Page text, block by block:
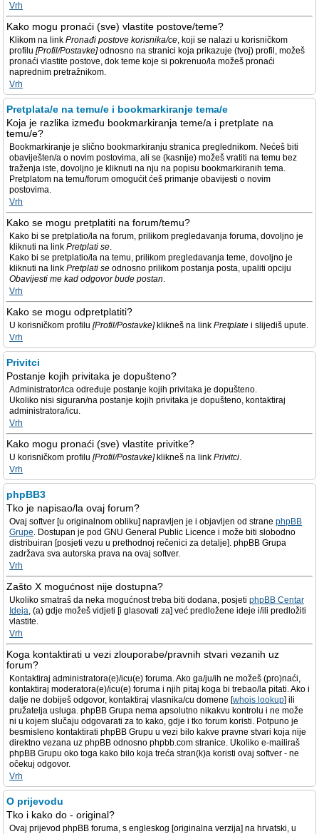
Vrh
Kako mogu pronaći (sve) vlastite postove/teme?
Klikom na link Pronađi postove korisnika/ce, koji se nalazi u korisničkom
profilu [Profil/Postavke]odnosno na stranici koja prikazuje (tvoj) profil, možeš
pronaći vlastite postove, dok teme koje si pokrenuo/la možeš pronaći
naprednim pretražnikom.
Vrh
Pretplata/e na temu/e i bookmarkiranje tema/e
Koja je razlika između bookmarkiranja teme/a i pretplate na
temu/e?
Bookmarkiranje je slično bookmarkiranju stranica preglednikom. Nećeš biti
obaviješten/a o novim postovima, ali se (kasnije) možeš vratiti na temu bez
traženja iste, dovoljno je kliknuti na nju na popisu bookmarkiranih tema.
Pretplatom na temu/forum omogućit ćeš primanje obavijesti o novim
postovima.
Vrh
Kako se mogu pretplatiti na forum/temu?
Kako bi se pretplatio/la na forum, prilikom pregledavanja foruma, dovoljno je
kliknuti na link Pretplati se.
Kako bi se pretplatio/la na temu, prilikom pregledavanja teme, dovoljno je
kliknuti na link Pretplati se odnosno prilikom postanja posta, upaliti opciju
Obavijesti me kad odgovor bude postan.
Vrh
Kako se mogu odpretplatiti?
U korisničkom profilu [Profil/Postavke]klikneš na link Pretplate i slijediš upute.
Vrh
Privitci
Postanje kojih privitaka je dopušteno?
Administrator/ica određuje postanje kojih privitaka je dopušteno.
Ukoliko nisi siguran/na postanje kojih privitaka je dopušteno, kontaktiraj
administratora/icu.
Vrh
Kako mogu pronaći (sve) vlastite privitke?
U korisničkom profilu [Profil/Postavke]klikneš na link Privitci.
Vrh
phpBB3
Tko je napisao/la ovaj forum?
Ovaj softver [u originalnom obliku] napravljen je i objavljen od strane phpBB
Grupe. Dostupan je pod GNU General Public Licence i može biti slobodno
distribuiran [posjeti vezu u prethodnoj rečenici za detalje]. phpBB Grupa
zadržava sva autorska prava na ovaj softver.
Vrh
Zašto X mogućnost nije dostupna?
Ukoliko smatraš da neka mogućnost treba biti dodana, posjeti phpBB Centar
Ideja, (a) gdje možeš vidjeti [i glasovati za] već predložene ideje i/ili predložiti
vlastite.
Vrh
Koga kontaktirati u vezi zlouporabe/pravnih stvari vezanih uz
forum?
Kontaktiraj administratora(e)/icu(e) foruma. Ako ga/ju/ih ne možeš (pro)naći,
kontaktiraj moderatora(e)/icu(e) foruma i njih pitaj koga bi trebao/la pitati. Ako i
dalje ne dobiješ odgovor, kontaktiraj vlasnika/cu domene [whois lookup] ili
pružatelja usluga. phpBB Grupa nema apsolutno nikakvu kontrolu i ne može
ni u kojem slučaju odgovarati za to kako, gdje i tko forum koristi. Potpuno je
besmisleno kontaktirati phpBB Grupu u vezi bilo kakve pravne stvari koja nije
direktno vezana uz phpBB odnosno phpbb.com stranice. Ukoliko e-mailiraš
phpBB Grupu oko toga kako bilo koja treća stran(k)a koristi ovaj softver - ne
očekuj odgovor.
Vrh
O prijevodu
Tko i kako do - original?
Ovaj prijevod phpBB foruma, s engleskog [originalna verzija] na hrvatski, u